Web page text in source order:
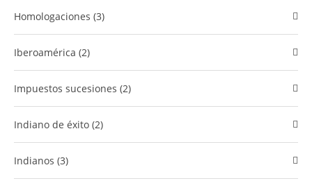
Homologaciones (3)
Iberoamérica (2)
Impuestos sucesiones (2)
Indiano de éxito (2)
Indianos (3)